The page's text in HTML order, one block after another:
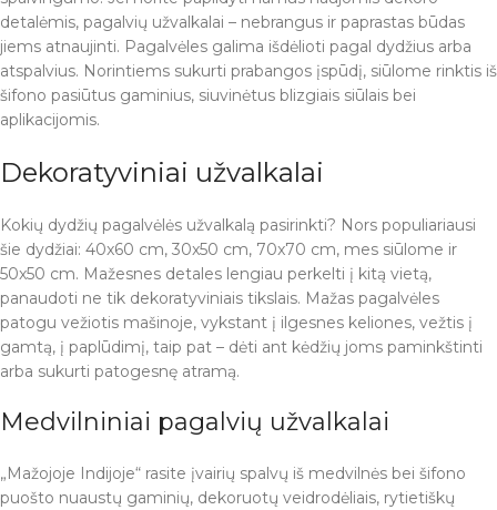
įrenginio ekrano nustatymų.
detalėmis, pagalvių užvalkalai – nebrangus ir paprastas būdas
jiems atnaujinti. Pagalvėles galima išdėlioti pagal dydžius arba
atspalvius. Norintiems sukurti prabangos įspūdį, siūlome rinktis iš
šifono pasiūtus gaminius, siuvinėtus blizgiais siūlais bei
aplikacijomis.
Dekoratyviniai užvalkalai
Kokių dydžių pagalvėlės užvalkalą pasirinkti? Nors populiariausi
šie dydžiai: 40x60 cm, 30x50 cm, 70x70 cm, mes siūlome ir
50x50 cm. Mažesnes detales lengiau perkelti į kitą vietą,
panaudoti ne tik dekoratyviniais tikslais. Mažas pagalvėles
patogu vežiotis mašinoje, vykstant į ilgesnes keliones, vežtis į
gamtą, į paplūdimį, taip pat – dėti ant kėdžių joms paminkštinti
arba sukurti patogesnę atramą.
Medvilniniai pagalvių užvalkalai
„Mažojoje Indijoje“ rasite įvairių spalvų iš medvilnės bei šifono
puošto nuaustų gaminių, dekoruotų veidrodėliais, rytietiškų